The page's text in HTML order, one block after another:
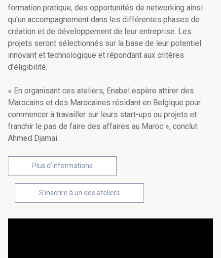
formation pratique, des opportunités de networking ainsi
qu'un accompagnement dans les différentes phases de
création et de développement de leur entreprise. Les
projets seront sélectionnés sur la base de leur potentiel
innovant et technologique et répondant aux critères
d’éligibilité.
« En organisant ces ateliers, Enabel espère attirer des
Marocains et des Marocaines résidant en Belgique pour
commencer à travailler sur leurs start-ups ou projets et
franchir le pas de faire des affaires au Maroc », conclut
Ahmed Djamai.
Plus d'informations
S’inscrire à un des ateliers